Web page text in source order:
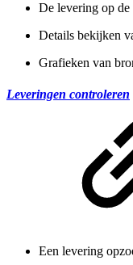
De levering op
Details bekijken
Grafieken van
Leveringen controleren
Een levering